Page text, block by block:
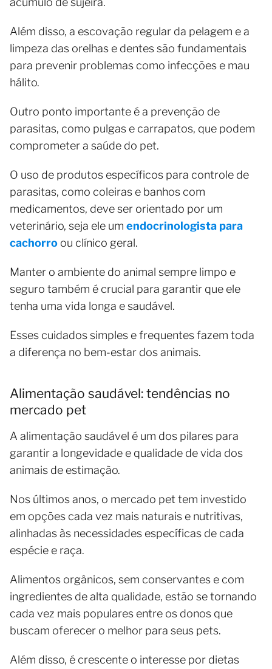
Além disso, a escovação regular da pelagem e a
limpeza das orelhas e dentes são fundamentais
para prevenir problemas como infecções e mau
hálito.
Outro ponto importante é a prevenção de
parasitas, como pulgas e carrapatos, que podem
comprometer a saúde do pet.
O uso de produtos específicos para controle de
parasitas, como coleiras e banhos com
medicamentos, deve ser orientado por um
veterinário, seja ele um endocrinologista para
cachorro ou clínico geral.
Manter o ambiente do animal sempre limpo e
seguro também é crucial para garantir que ele
tenha uma vida longa e saudável.
Esses cuidados simples e frequentes fazem toda
a diferença no bem-estar dos animais.
Alimentação saudável: tendências no
mercado pet
A alimentação saudável é um dos pilares para
garantir a longevidade e qualidade de vida dos
animais de estimação.
Nos últimos anos, o mercado pet tem investido
em opções cada vez mais naturais e nutritivas,
alinhadas às necessidades específicas de cada
espécie e raça.
Alimentos orgânicos, sem conservantes e com
ingredientes de alta qualidade, estão se tornando
cada vez mais populares entre os donos que
buscam oferecer o melhor para seus pets.
Além disso, é crescente o interesse por dietas